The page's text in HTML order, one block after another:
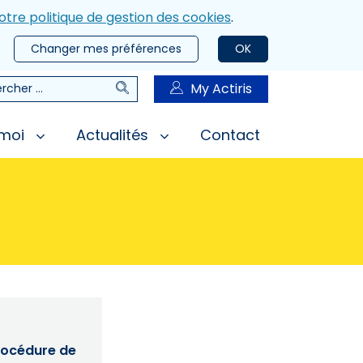
politique de gestion des cookies.
OK
Changer mes préférences
RechercherMy Actiris
Actualités Contact
de